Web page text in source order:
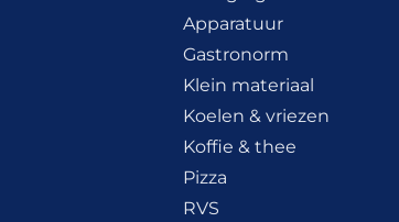
Apparatuur
Gastronorm
Klein materiaal
Koelen & vriezen
Koffie & thee
Pizza
RVS